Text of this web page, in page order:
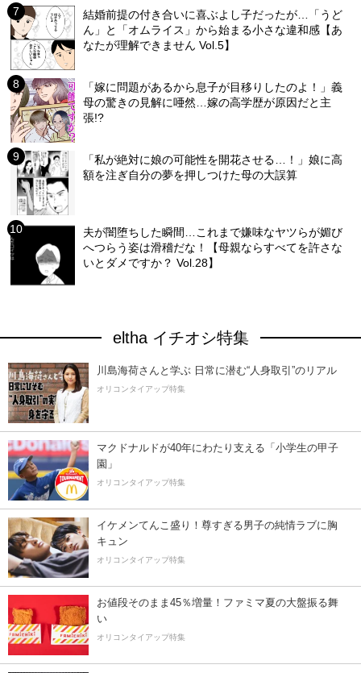
結婚前提の付き合いに喜ぶよし子だったが…「うど
ん」と「オムライス」から始まる小さな違和感【あ
なたが理解できません Vol.5】
「嫁に問題があるから息子が目移りしたのよ！」義
母の驚きの見解に唖然…嫁の高学歴が原因だと主
張!?
「私が絶対に娘の可能性を開花させる…！」娘に高
額を注ぎ自分の夢を押しつけた母の大誤算
夫が闇堕ちした瞬間…これまで嫌味なヤツらが媚び
へつらう姿は滑稽だな！【母親ならすべてを許さな
いとダメですか？ Vol.28】
eltha イチオシ特集
川島海荷さんと学ぶ 日常に潜む“人身取引”のリアル
オリコンタイアップ特集
マクドナルドが40年にわたり支える「小学生の甲子
園」
オリコンタイアップ特集
イケメンてんこ盛り！尊すぎる男子の純情ラブに胸
キュン
オリコンタイアップ特集
お値段そのまま45％増量！ファミマ夏の大盤振る舞
い
オリコンタイアップ特集